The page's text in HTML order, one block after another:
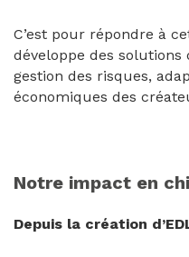
C’est pour répondre à
développe des solutions
gestion des risques,
économiques des
Notre impact en
Depuis la création